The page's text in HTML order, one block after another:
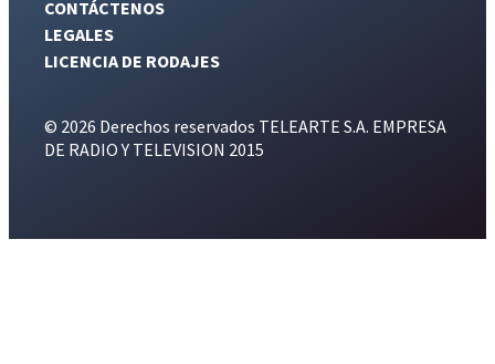
CONTÁCTENOS
LEGALES
LICENCIA DE RODAJES
© 2026 Derechos reservados TELEARTE S.A. EMPRESA
DE RADIO Y TELEVISION 2015